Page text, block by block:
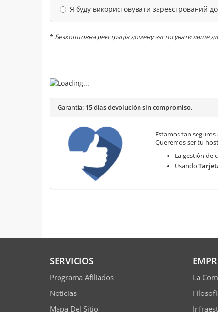
Я буду використовувати зареєстрований
* Безкоштовна реєстрація домену застосувати лише
Garantía: 15 días devolución sin compromiso.
Estamos tan
Queremos ser tu
La gestión de
Usando
SERVICIOS
Programa Afiliados
Noticias
Mapa Del Sitio
La